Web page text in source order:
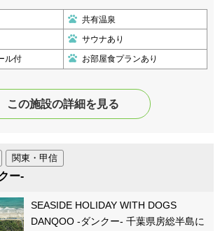
共有温泉
サウナあり
ル付 お部屋食プランあり
この施設の詳細を見る
関東・甲信
ー-
SEASIDE HOLIDAY WITH DOGS
DANQOO -ダンクー- 千葉県房総半島に